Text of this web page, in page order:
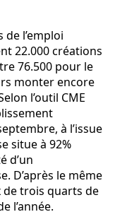
l’emploi
22.000 créations
76.500 pour le
monter encore
l’outil CME
à l’issue
situe à 92%
d’un
D’après le même
de trois quarts de
l’année.